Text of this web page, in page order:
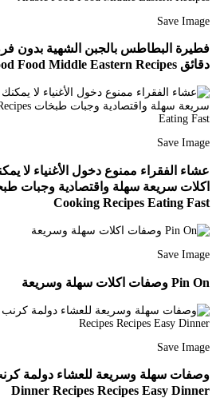
Save Image
فطيرة البطاطس بالجبن الشهية بدون
دقائق Arabic Food Food Middle Eastern Recipes
Save Image
عشاء الفقراء ممنوع دخول الأغنياء لا
Cooking Recipes Eating Fast
Save Image
Pin On وصفات اكلات سهلة وسريعة
Save Image
Dinner Recipes Recipes Easy Dinner